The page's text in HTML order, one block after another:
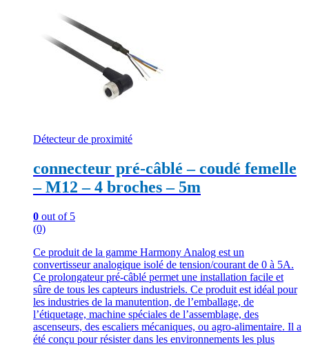
Détecteur de proximité
connecteur pré-câblé – coudé femelle
– M12 – 4 broches – 5m
0 out of 5
(0)
Ce produit de la gamme Harmony Analog est un
convertisseur analogique isolé de tension/courant de 0 à 5A.
Ce prolongateur pré-câblé permet une installation facile et
sûre de tous les capteurs industriels. Ce produit est idéal pour
les industries de la manutention, de l’emballage, de
l’étiquetage, machine spéciales de l’assemblage, des
ascenseurs, des escaliers mécaniques, ou agro-alimentaire. Il a
été conçu pour résister dans les environnements les plus